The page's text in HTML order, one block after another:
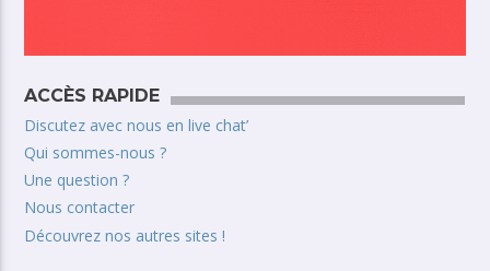
ACCÈS RAPIDE
Discutez avec nous en live chat’
Qui sommes-nous ?
Une question ?
Nous contacter
Découvrez nos autres sites !